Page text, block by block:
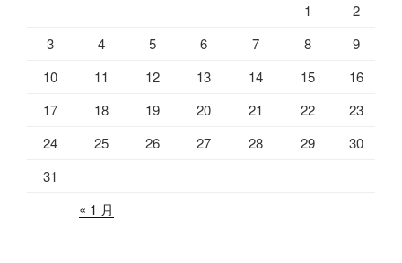
1
2
3
4 5 6 7 8
9
10
11 12 13 14 15
16
17
18 19 20 21 22
23
24
25 26 27 28 29
30
31
« 1 月